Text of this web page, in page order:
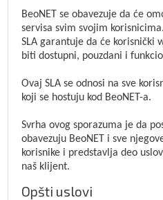
BeoNET se obavezuje da će
servisa svim svojim
SLA garantuje da će korisnički
biti dostupni, pouzdani i
Ovaj SLA se odnosi na sve
koji se hostuju kod BeoNET-a.
Svrha ovog sporazuma je da
obavezuju BeoNET i sve
korisnike i predstavlja deo
naš klijent.
Opšti uslovi